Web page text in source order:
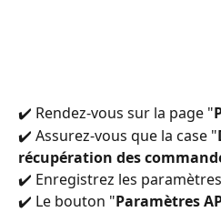
✔️ Rendez-vous sur la page "
✔️ Assurez-vous que la case "
récupération des
✔️ Enregistrez les
✔️ Le bouton "Paramètres